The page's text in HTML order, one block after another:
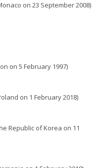
on 23 September 2008)
on 5 February 1997)
on 1 February 2018)
Republic of Korea on 11